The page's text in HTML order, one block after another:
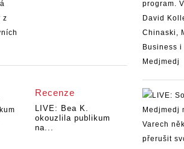
Recenze
LIVE: Bea K.
okouzlila publikum
na...